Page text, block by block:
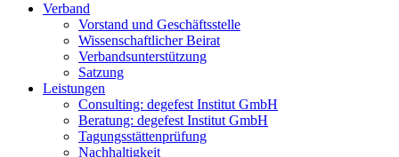
Verband
Vorstand und Geschäftsstelle
Wissenschaftlicher Beirat
Verbandsunterstützung
Satzung
Leistungen
Consulting: degefest Institut GmbH
Beratung: degefest Institut GmbH
Tagungsstättenprüfung
Nachhaltigkeit